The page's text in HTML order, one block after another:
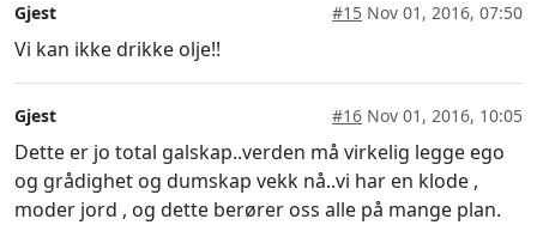
Gjest #15 Nov 01, 2016, 07:50
Vi kan ikke drikke olje!!
Gjest #16 Nov 01, 2016, 10:05
Dette er jo total galskap..verden må virkelig legge ego
og grådighet og dumskap vekk nå..vi har en klode ,
moder jord , og dette berører oss alle på mange plan.